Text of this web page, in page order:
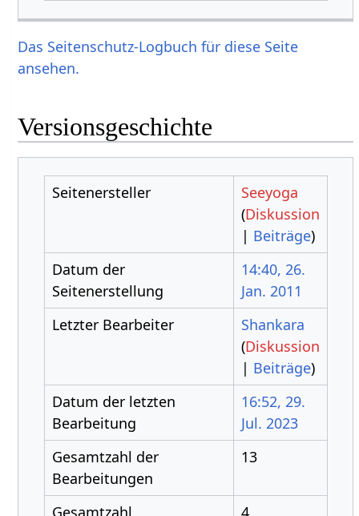
Das Seitenschutz-Logbuch für diese Seite
ansehen.
Versionsgeschichte
Seitenersteller
Seeyoga
(Diskussion
| Beiträge)
Datum der
Seitenerstellung
14:40, 26.
Jan. 2011
Letzter Bearbeiter
Shankara
(Diskussion
| Beiträge)
Datum der letzten
Bearbeitung
16:52, 29.
Jul. 2023
Gesamtzahl der
Bearbeitungen
13
Gesamtzahl 4